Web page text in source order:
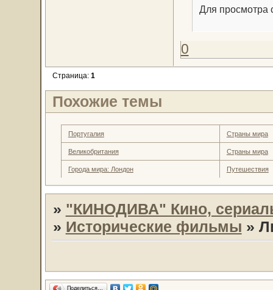
Для просмотра
0
Страница: 1
Похожие темы
Португалия Страны мира
Великобритания Страны мира
Города мира: Лондон Путешествия
» "КИНОДИВА" Кино,
» Исторические фильмы »
Поделиться…